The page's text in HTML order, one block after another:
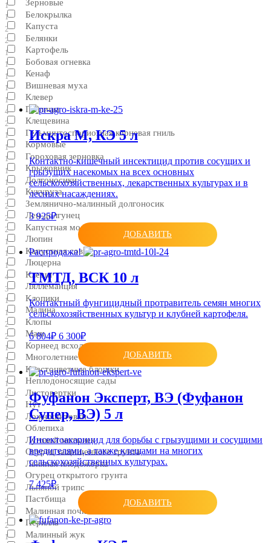
Зерновые
1
Капуста
2
Картофель
1
Кенаф
1
Клевер
4
Клещевина
1
Кормовые
1
Крыжовник
1
Кукуруза
2
Лен-долгунец
2
Люпин
1
Люцерна
4
Ляллеманция
1
Малина
2
Маш
1
Многолетние травы
1
Неплодоносящие сады
2
Нут
1
Облепиха
2
Огурец защищенного грунта
1
Огурец открытого грунта
2
Пастбища
1
Перилла
1
1
Белокрылка
2
Белянки
1
Бобовая огневка
1
Вишневая муха
1
Галлицы
2
Гельминтоспориозная корневая гниль
1
Гороховая зерновка
1
Долгоносики
3
Землянично-малинный долгоносик
2
Капустная моль
1
Капустная совка
1
Клещи
3
Клопики
1
Клопы
2
Корнеед всходов
1
Крестоцветные блошки
1
Листовертки
1
Ложнощитовки
3
Луговой мотылек
3
Льняная плодожорка
2
Льняной трипс
2
Малинная почковая моль
2
Малинный жук
Искра М, КЭ 5 л
Контактно-кишечный инсектицид против сосущих и
грызущих насекомых на всех основных
сельскохозяйственных, лекарственных культурах и в
лесных насаждениях.
3 925₽
ДОБАВИТЬ
Распродажа!
ТМТД, ВСК 10 л
Контактный фунгицидный протравитель семян многих
сельскохозяйственных культур и клубней картофеля.
6 804₽ 6 300₽
ДОБАВИТЬ
Фуфанон Эксперт, ВЭ (Фуфанон
Супер, ВЭ) 5 л
Инсектоакарицид для борьбы с грызущими и сосущими
вредителями, а также клещами на многих
сельскохозяйственных культурах.
7 425₽
ДОБАВИТЬ